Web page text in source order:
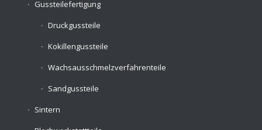
Gussteilefertigung
Druckgussteile
Kokillengussteile
Wachsausschmelzverfahrenteile
Sandgussteile
Sintern